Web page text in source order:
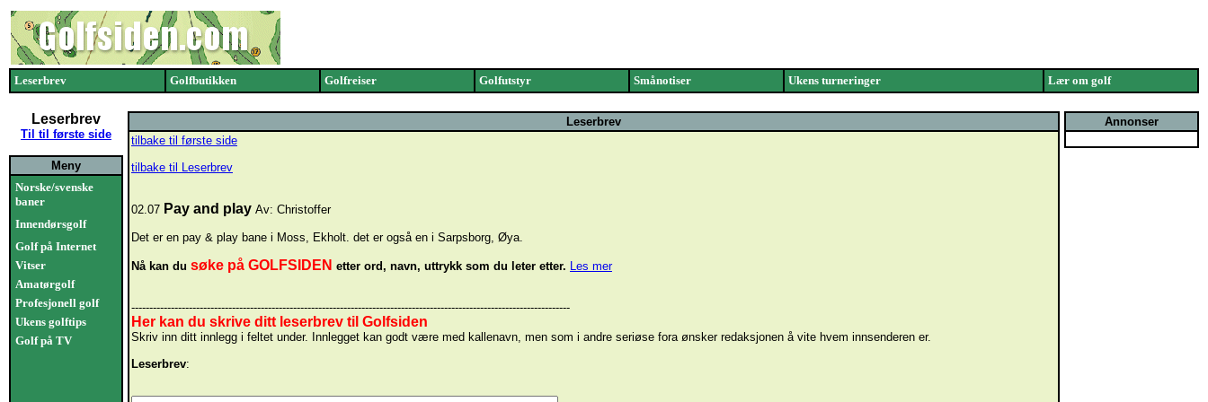
Leserbrev Golfbutikken Golfreiser Golfutstyr Smånotiser Ukens turneringer Lær om golf
Leserbrev
Til til første side
Meny
Norske/svenske
baner
Innendørsgolf
Golf på Internet
Vitser
Amatørgolf
Profesjonell golf
Ukens golftips
Golf på TV
Leserbrev
tilbake til første side
tilbake til Leserbrev
02.07 Pay and play Av: Christoffer
Det er en pay & play bane i Moss, Ekholt. det er også en i Sarpsborg, Øya.
Nå kan du søke på GOLFSIDEN etter ord, navn, uttrykk som du leter etter. Les mer
--------------------------------------------------------------------------------------------------------------------------
Her kan du skrive ditt leserbrev til Golfsiden
Skriv inn ditt innlegg i feltet under. Innlegget kan godt være med kallenavn, men som i andre seriøse fora ønsker redaksjonen å vite hvem innsenderen er.
Leserbrev:
Annonser